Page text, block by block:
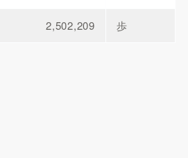
2,502,209 歩